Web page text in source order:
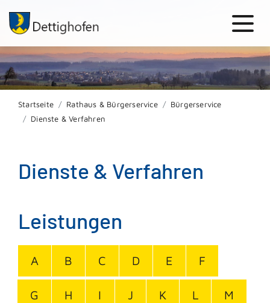
Startseite Rathaus & Bürgerservice
Bürgerservice
Dienste & Verfahren
Dienste & Verfahren
Leistungen
A B C D E F
G H I J K L M